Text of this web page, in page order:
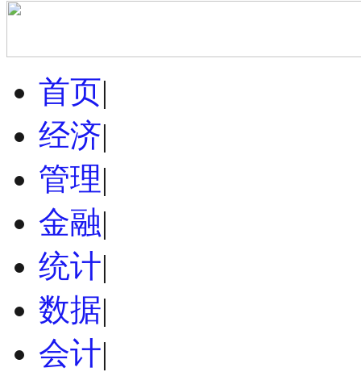
首页|
经济|
管理|
金融|
统计|
数据|
会计|